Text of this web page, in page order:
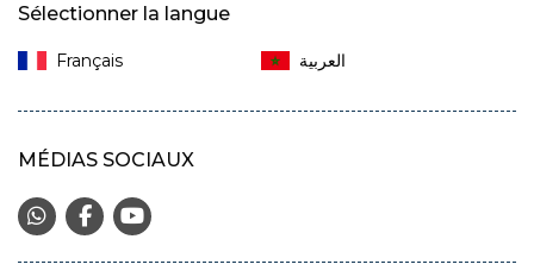
Sélectionner la langue
Français‎
MÉDIAS SOCIAUX